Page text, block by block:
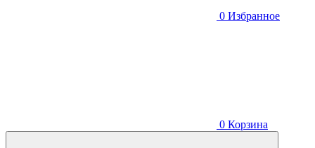
0 Избранное
0 Корзина